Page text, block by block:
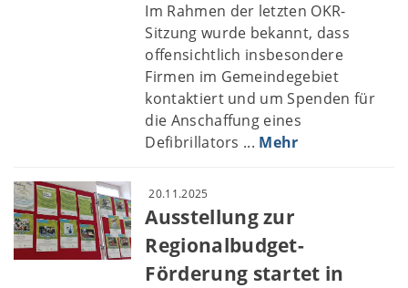
Im Rahmen der letzten OKR-
Sitzung wurde bekannt, dass
offensichtlich insbesondere
Firmen im Gemeindegebiet
kontaktiert und um Spenden für
die Anschaffung eines
Defibrillators ... Mehr
20.11.2025
Ausstellung zur
Regionalbudget-
Förderung startet in